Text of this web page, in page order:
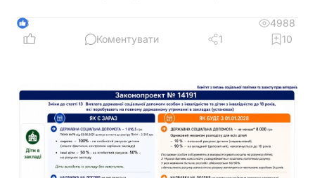
статті розповідаємо, чому запроваджено нові
рахунки, наводимо перелік кодів класифікації
покроково показуємо, як знайти актуальний
рахунок для сплати військового збору на
вебпорталі ДПС. Крім того, нагадаємо строки
сплати та звернемо увагу на важливі нюанси, щоб
уникнути помилок під час перерахування коштів
3
4988
Коментувати
1 10